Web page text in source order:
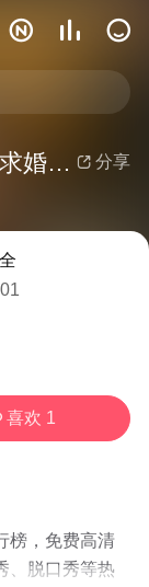
  
 分享
前女友回来我求婚学妹
喜欢 1
榜，免费高清
、脱口秀等热